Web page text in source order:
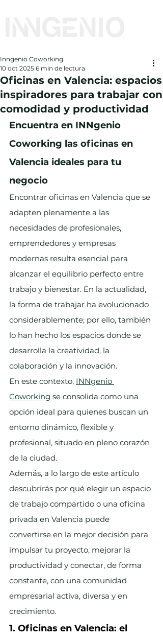
Oficinas en Valencia: espacios
inspiradores para trabajar con
comodidad y productividad
Inngenio Coworking
10 oct 2025 6 min de lectura
Encuentra en INNgenio
Coworking las oficinas en
Valencia ideales para tu
negocio
Encontrar oficinas en Valencia que se
adapten plenamente a las
necesidades de profesionales,
emprendedores y empresas
modernas resulta esencial para
alcanzar el equilibrio perfecto entre
trabajo y bienestar. En la actualidad,
la forma de trabajar ha evolucionado
considerablemente; por ello, también
lo han hecho los espacios donde se
desarrolla la creatividad, la
colaboración y la innovación.
En este contexto, INNgenio
Coworking se consolida como una
opción ideal para quienes buscan un
entorno dinámico, flexible y
profesional, situado en pleno corazón
de la ciudad.
Además, a lo largo de este artículo
descubrirás por qué elegir un espacio
de trabajo compartido o una oficina
privada en Valencia puede
convertirse en la mejor decisión para
impulsar tu proyecto, mejorar la
productividad y conectar, de forma
constante, con una comunidad
empresarial activa, diversa y en
crecimiento.
1. Oficinas en Valencia: el